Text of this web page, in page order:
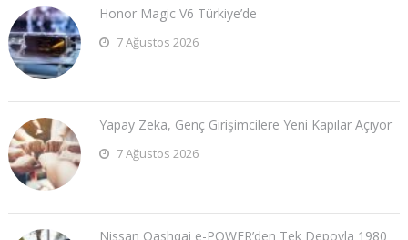
Honor Magic V6 Türkiye’de
7 Ağustos 2026
Yapay Zeka, Genç Girişimcilere Yeni Kapılar Açıyor
7 Ağustos 2026
Nissan Qashqai e-POWER’den Tek Depoyla 1980